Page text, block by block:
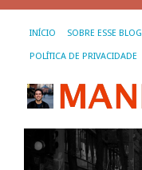
INÍCIO SOBRE ESSE BLOG
POLÍTICA DE PRIVACIDADE